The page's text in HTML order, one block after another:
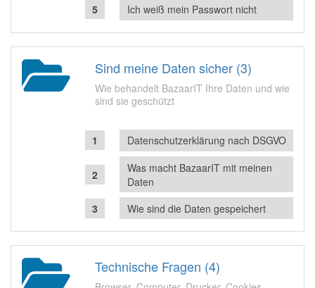
Ich weiß mein Passwort nicht
Sind meine Daten sicher (3)
Wie behandelt BazaarIT Ihre Daten und wie
sind sie geschützt
Datenschutzerklärung nach DSGVO
Was macht BazaarIT mit meinen
Daten
Wie sind die Daten gespeichert
Technische Fragen (4)